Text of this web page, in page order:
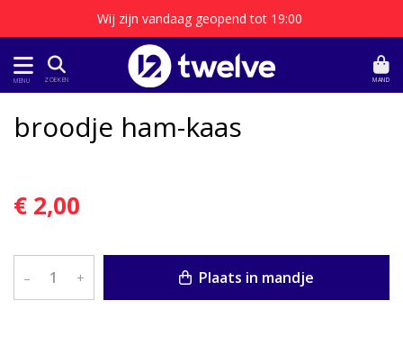
Wij zijn vandaag geopend tot 19:00
MENU ZOEKEN MAND
broodje ham-kaas
€ 2,00
– + Plaats in mandje